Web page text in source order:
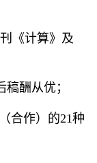
《计算》及
酬从优；
合作）的21种